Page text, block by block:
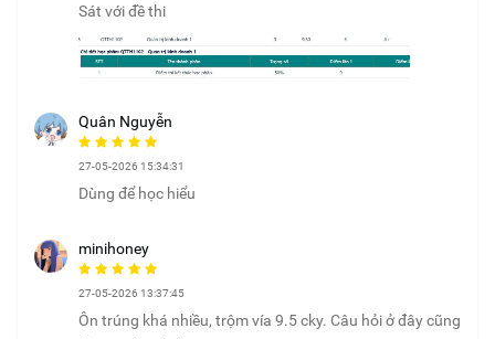
Sát với đề thi
Quân Nguyễn
27-05-2026 15:34:31
Dùng để học hiểu
minihoney
27-05-2026 13:37:45
Ôn trúng khá nhiều, trộm vía 9.5 cky. Câu hỏi ở đây cũng